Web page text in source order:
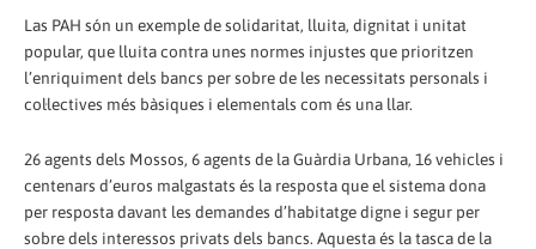
Las PAH són un exemple de solidaritat, lluita, dignitat i unitat
popular, que lluita contra unes normes injustes que prioritzen
l’enriquiment dels bancs per sobre de les necessitats personals i
col·lectives més bàsiques i elementals com és una llar.
26 agents dels Mossos, 6 agents de la Guàrdia Urbana, 16 vehicles i
centenars d’euros malgastats és la resposta que el sistema dona
per resposta davant les demandes d’habitatge digne i segur per
sobre dels interessos privats dels bancs. Aquesta és la tasca de la